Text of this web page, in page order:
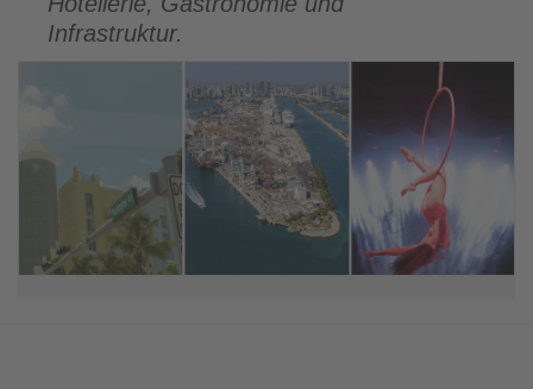
Infrastruktur.